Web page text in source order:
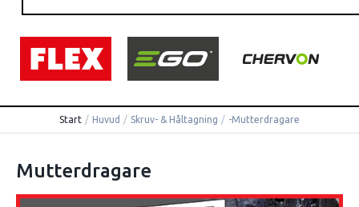
Start / Huvud / Skruv- & Håltagning / -Mutterdragare
Mutterdragare